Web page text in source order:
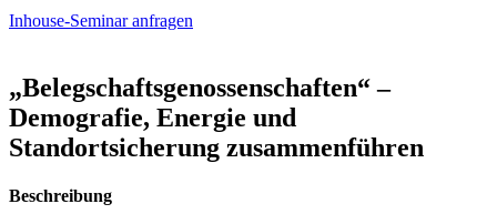
Inhouse-Seminar anfragen
„Belegschaftsgenossenschaften“ –
Demografie, Energie und
Standortsicherung zusammenführen
Beschreibung